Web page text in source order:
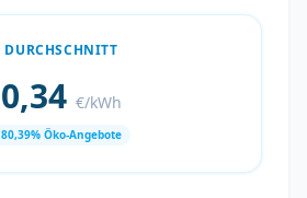
DURCHSCHNITT
0,34 €/kWh
80,39% Öko-Angebote